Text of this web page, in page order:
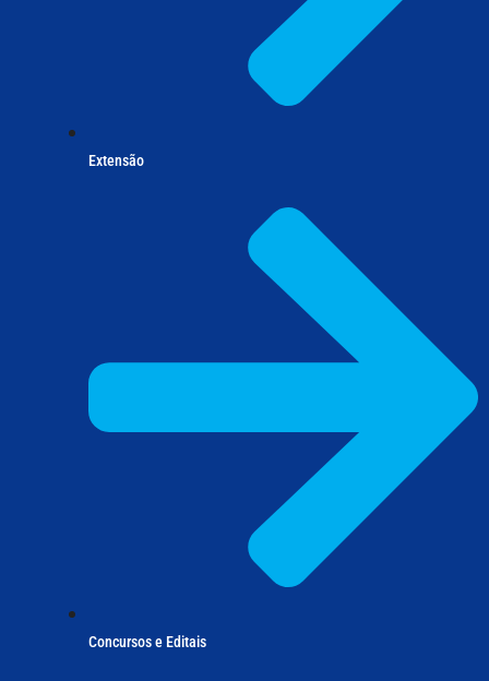
Extensão
Concursos e Editais